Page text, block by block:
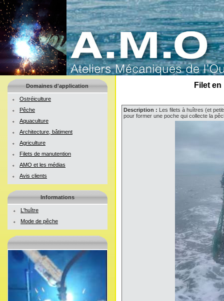
Domaines d'application
Ostréiculture
Pêche
Aquaculture
Architecture, bâtiment
Agriculture
Filets de manutention
AMO et les médias
Avis clients
Informations
L'huître
Mode de pêche
Filet
Description : Les filets à huîtres (et
pour former une poche qui collecte la